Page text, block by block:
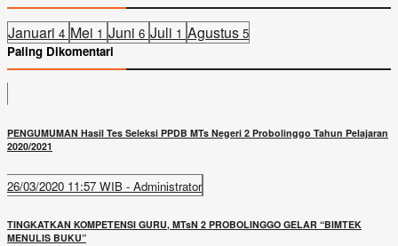
Januari 4 Mei 1 Juni 6 Juli 1 Agustus 5
Paling Dikomentari
PENGUMUMAN Hasil Tes Seleksi PPDB MTs Negeri 2 Probolinggo Tahun Pelajaran
2020/2021
26/03/2020 11:57 WIB - Administrator
TINGKATKAN KOMPETENSI GURU, MTsN 2 PROBOLINGGO GELAR “BIMTEK
MENULIS BUKU”